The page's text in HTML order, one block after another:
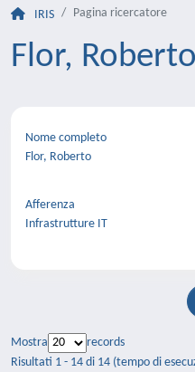
IRIS Pagina ricercatore
Flor, Roberto
Nome completo
Flor, Roberto
Afferenza
Infrastrutture IT
Mostra
records
Risultati 1 - 14 di 14 (tempo di